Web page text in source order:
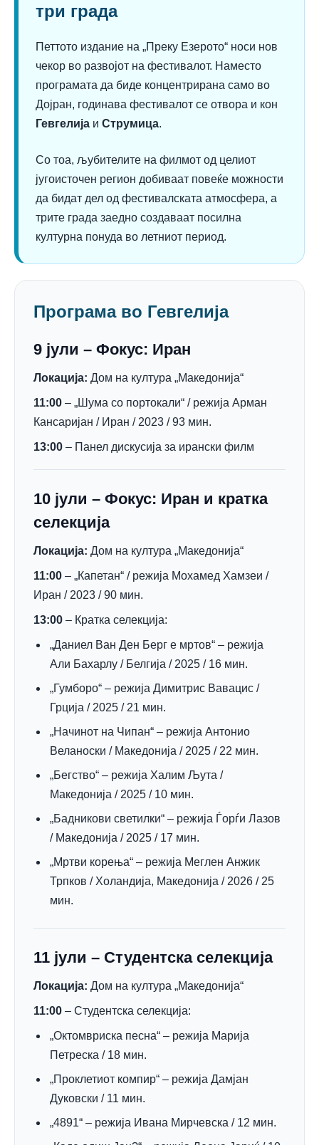
три града
Петтото издание на „Преку Езерото“ носи нов
чекор во развојот на фестивалот. Наместо
програмата да биде концентрирана само во
Дојран, годинава фестивалот се отвора и кон
Гевгелија и Струмица.
Со тоа, љубителите на филмот од целиот
југоисточен регион добиваат повеќе можности
да бидат дел од фестивалската атмосфера, а
трите града заедно создаваат посилна
културна понуда во летниот период.
Програма во Гевгелија
9 јули – Фокус: Иран
Локација: Дом на култура „Македонија“
11:00 – „Шума со портокали“ / режија Арман
Кансаријан / Иран / 2023 / 93 мин.
13:00 – Панел дискусија за ирански филм
10 јули – Фокус: Иран и кратка
селекција
Локација: Дом на култура „Македонија“
11:00 – „Капетан“ / режија Мохамед Хамзеи /
Иран / 2023 / 90 мин.
13:00 – Кратка селекција:
„Даниел Ван Ден Берг е мртов“ – режија
Али Бахарлу / Белгија / 2025 / 16 мин.
„Гумборо“ – режија Димитрис Вавацис /
Грција / 2025 / 21 мин.
„Начинот на Чипан“ – режија Антонио
Веланоски / Македонија / 2025 / 22 мин.
„Бегство“ – режија Халим Љута /
Македонија / 2025 / 10 мин.
„Бадникови светилки“ – режија Ѓорѓи Лазов
/ Македонија / 2025 / 17 мин.
„Мртви корења“ – режија Меглен Анжик
Трпков / Холандија, Македонија / 2026 / 25
мин.
11 јули – Студентска селекција
Локација: Дом на култура „Македонија“
11:00 – Студентска селекција:
„Октомвриска песна“ – режија Марија
Петреска / 18 мин.
„Проклетиот компир“ – режија Дамјан
Дуковски / 11 мин.
„4891“ – режија Ивана Мирчевска / 12 мин.